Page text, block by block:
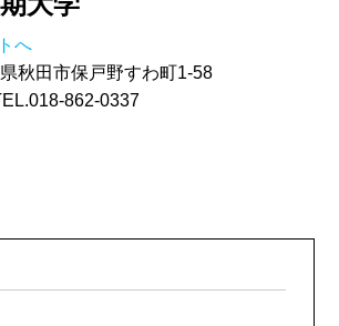
へ
秋田市保戸野すわ町1-58
862-0337